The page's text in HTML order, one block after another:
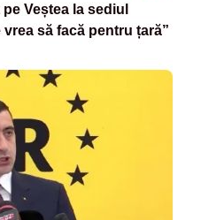
Veștea la sediul
să facă pentru țară”